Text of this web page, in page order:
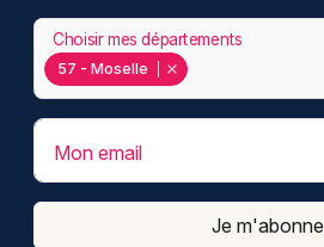
57 - Moselle
Choisir mes départements
Mon email
Je m'abonne